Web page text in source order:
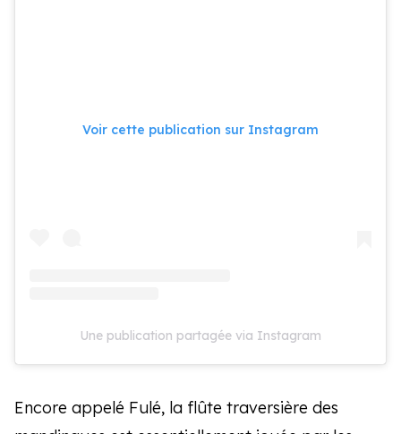
Voir cette publication sur Instagram
Une publication partagée via Instagram
Encore appelé Fulé, la flûte traversière des